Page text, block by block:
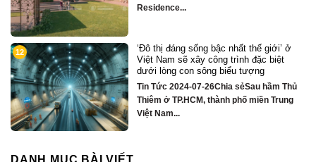
4
Nhà phố bên
căn hộ cao cấp
Quỹ căn VipTin
sẻNHÀ PHỐ BÊN
TOWNHOUSE
bậc nhất thế giới’ ở
công trình đặc biệt
sông biểu tượng
26Chia sẻSau hầm Thủ
thành phố miền Trung